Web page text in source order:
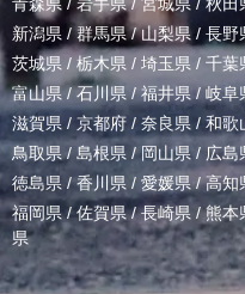
青森県 / 岩手県/ 宮城県 / 秋田
新潟県 /群馬県/山梨県 / 長野
茨城県 / 栃木県 / 埼玉県 / 千葉
富山県 /石川県/福井県/岐阜
滋賀県 / 京都府 / 奈良県 / 和歌
鳥取県/ 島根県 /岡山県/ 広島
徳島県 /香川県 / 愛媛県/高知
福岡県/佐賀県/長崎県 /熊本
県